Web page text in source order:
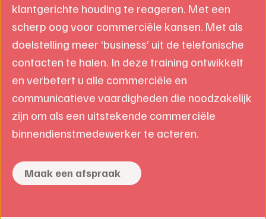
klantgerichte houding te reageren. Met een
scherp oog voor commerciële kansen. Met als
doelstelling meer ‘business’ uit de telefonische
contacten te halen. In deze training ontwikkelt
en verbetert u alle commerciële en
communicatieve vaardigheden die noodzakelijk
zijn om als een uitstekende commerciële
binnendienstmedewerker te acteren.
Maak een afspraak